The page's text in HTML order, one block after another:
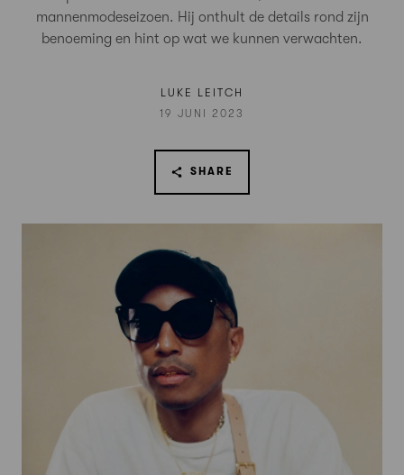
mannenmodeseizoen. Hij onthult de details rond zijn
benoeming en hint op wat we kunnen verwachten.
LUKE LEITCH
19 JUNI 2023
SHARE